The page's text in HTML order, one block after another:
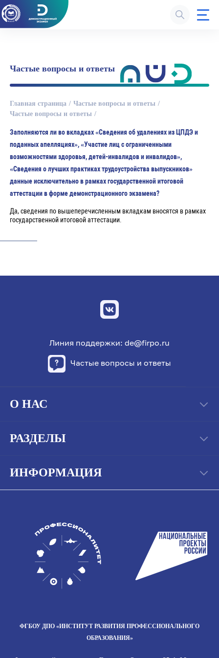
Частые вопросы и ответы
Главная страница
Частые вопросы и ответы
Частые вопросы и ответы
Заполняются ли во вкладках «Сведения об удалениях из ЦПДЭ и
поданных апелляциях», «Участие лиц с ограниченными
возможностями здоровья, детей-инвалидов и инвалидов»,
«Сведения о лучших практиках трудоустройства выпускников»
данные исключительно в рамках государственной итоговой
аттестации в форме демонстрационного экзамена?
Да, сведения по вышеперечисленным вкладкам вносятся в рамках
государственной итоговой аттестации.
Линия поддержки: de@firpo.ru
Частые вопросы и ответы
О НАС
РАЗДЕЛЫ
ИНФОРМАЦИЯ
ФГБОУ ДПО «ИНСТИТУТ РАЗВИТИЯ ПРОФЕССИОНАЛЬНОГО
ОБРАЗОВАНИЯ»